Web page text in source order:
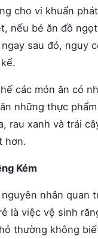
cho vi khuẩn
nếu bé ăn đồ
sau đó, nguy
các món ăn có
những thực
rau xanh và trái
hơn.
Kém
nhân quan
là việc vệ sinh
thường không